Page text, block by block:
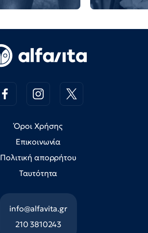
Όροι Χρήσης
Επικοινωνία
Πολιτική απορρήτου
Ταυτότητα
info@alfavita.gr
210 3810243